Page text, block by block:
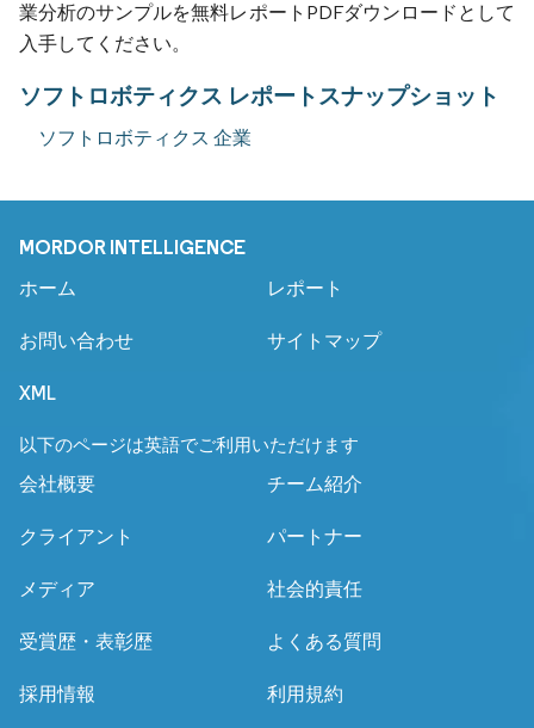
業分析のサンプルを無料レポートPDFダウンロードとして
入手してください。
ソフトロボティクス レポートスナップショット
ソフトロボティクス 企業
MORDOR INTELLIGENCE
ホーム レポート
お問い合わせ サイトマップ
XML
以下のページは英語でご利用いただけます
会社概要
チーム紹介
クライアント パートナー
メディア 社会的責任
受賞歴・表彰歴 よくある質問
採用情報 利用規約